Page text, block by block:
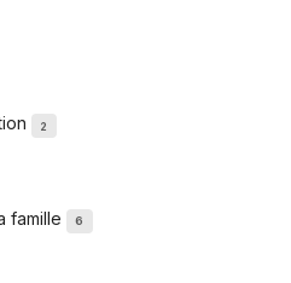
2
famille 6